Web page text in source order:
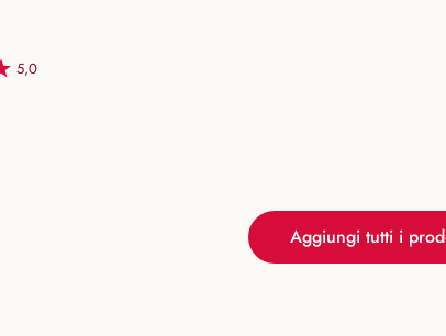
5,0
Aggiungi tutti i